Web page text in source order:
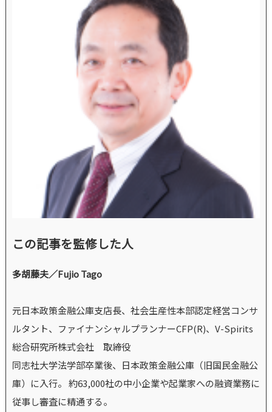
この記事を監修した人
多胡藤夫／Fujio Tago
元日本政策金融公庫支店長、社会生産性本部認定経営コンサ
ルタント、ファイナンシャルプランナーCFP(R)、V-Spirits
総合研究所株式会社 取締役
同志社大学法学部卒業後、日本政策金融公庫（旧国民金融公
庫）に入行。 約63,000社の中小企業や起業家への融資業務に
従事し審査に精通する。